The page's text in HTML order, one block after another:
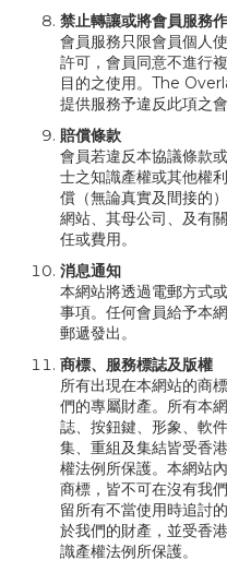
禁止轉讓或將會員服務
會員服務只限會員個人
許可，會員同意不進行
目的之使用。The
提供服務予違反此項之會
賠償條款
會員若違反本協議條款
士之知識產權或其他權
償（無論真實及間接的
網站、其母公司、及有
任或費用。
消息通知
本網站將透過電郵方式
事項。任何會員給予本
郵遞發出。
商標、服務標誌及版權
所有出現在本網站的商
們的專屬財產。所有本
誌、按鈕鍵、形象、軟
集、重組及集結皆受香
權法例所保護。本網站
商標，皆不可在沒有我
留所有不當使用時追討
於我們的財產，並受香
識產權法例所保護。